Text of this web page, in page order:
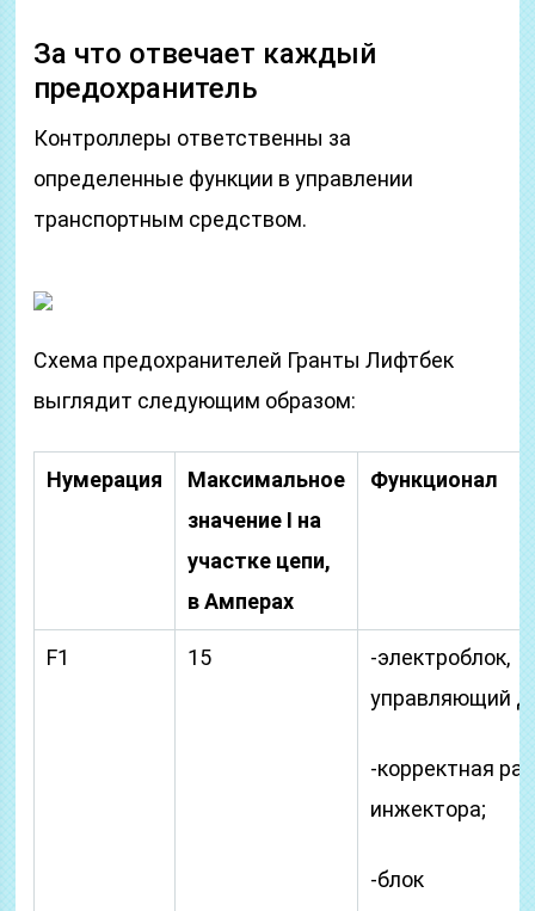
За что отвечает каждый
предохранитель
Контроллеры ответственны за
определенные функции в управлении
транспортным средством.
Схема предохранителей Гранты Лифтбек
выглядит следующим образом:
Нумерация
Максимальное
значение I на
участке цепи,
в Амперах
Функционал
F1 15
-электроблок,
управляющий
-корректная
инжектора;
-блок